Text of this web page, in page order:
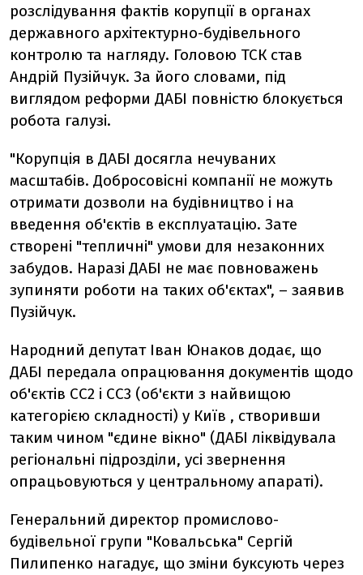
розслідування фактів корупції в органах
державного архітектурно-будівельного
контролю та нагляду. Головою ТСК став
Андрій Пузійчук. За його словами, під
виглядом реформи ДАБІ повністю блокується
робота галузі.
"Корупція в ДАБІ досягла нечуваних
масштабів. Добросовісні компанії не можуть
отримати дозволи на будівництво і на
введення об'єктів в експлуатацію. Зате
створені "тепличні" умови для незаконних
забудов. Наразі ДАБІ не має повноважень
зупиняти роботи на таких об'єктах", – заявив
Пузійчук.
Народний депутат Іван Юнаков додає, що
ДАБІ передала опрацювання документів щодо
об'єктів СС2 і СС3 (об'єкти з найвищою
категорією складності) у Київ , створивши
таким чином "єдине вікно" (ДАБІ ліквідувала
регіональні підрозділи, усі звернення
опрацьовуються у центральному апараті).
Генеральний директор промислово-
будівельної групи "Ковальська" Сергій
Пилипенко нагадує, що зміни буксують через